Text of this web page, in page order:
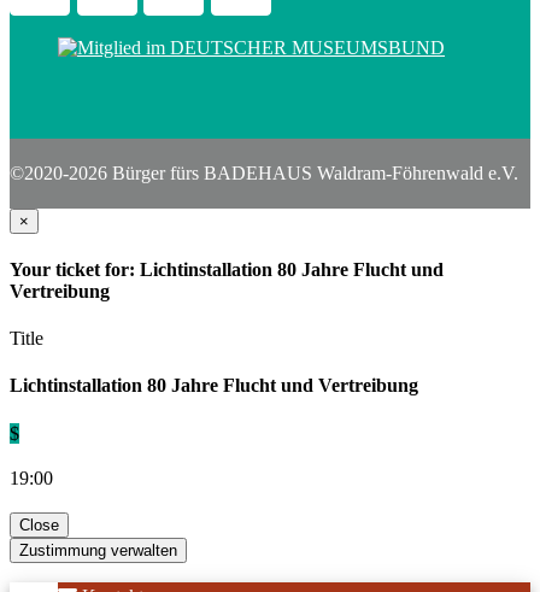
©2020-2026 Bürger fürs BADEHAUS Waldram-Föhrenwald e.V.
×
Your ticket for: Lichtinstallation 80 Jahre Flucht und
Vertreibung
Title
Lichtinstallation 80 Jahre Flucht und Vertreibung
$
19:00
Close
Zustimmung verwalten